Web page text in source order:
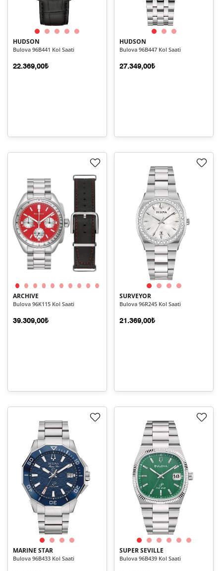
HUDSON
Bulova 96B441 Kol Saati
22.369,00₺
HUDSON
Bulova 96B447 Kol Saati
27.349,00₺
ARCHIVE
Bulova 96K115 Kol Saati
39.309,00₺
SURVEYOR
Bulova 96R245 Kol Saati
21.369,00₺
MARINE STAR
Bulova 96B433 Kol Saati
SUPER SEVILLE
Bulova 96B439 Kol Saati